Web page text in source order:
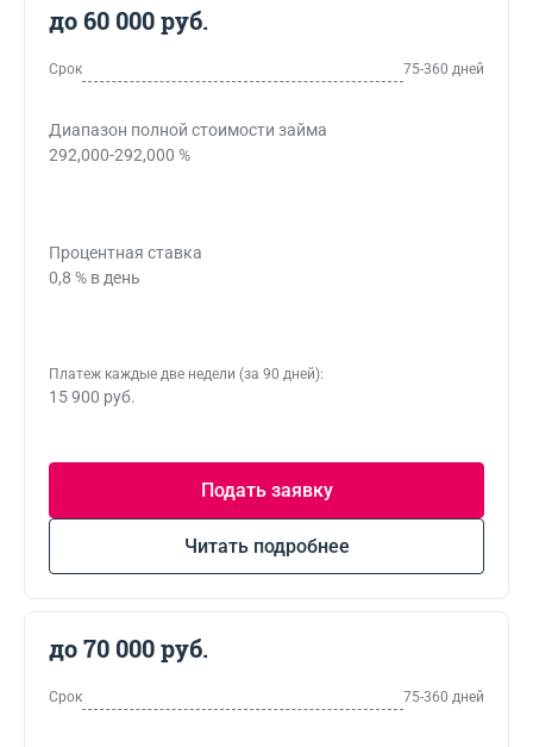
до 60 000 руб.
Срок 75-360 дней
Диапазон полной стоимости займа
292,000-292,000 %
Процентная ставка
0,8 % в день
Платеж каждые две недели (за 90 дней):
15 900 руб.
Подать заявку
Читать подробнее
до 70 000 руб.
Срок 75-360 дней